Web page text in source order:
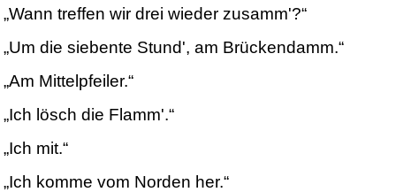
„Wann treffen wir drei wieder zusamm'?“
„Um die siebente Stund', am Brückendamm.“
„Am Mittelpfeiler.“
„Ich lösch die Flamm'.“
„Ich mit.“
„Ich komme vom Norden her.“